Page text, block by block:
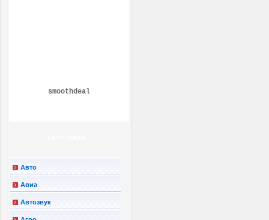
smoothdeal
Авто
Авиа
Автозвук